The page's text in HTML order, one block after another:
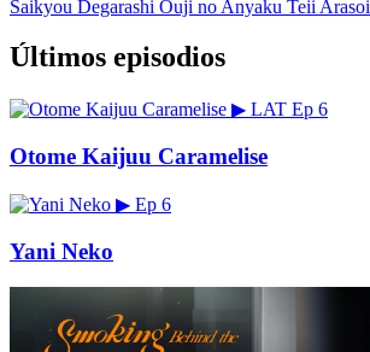
Saikyou Degarashi Ouji no Anyaku Teii Arasoi
Últimos episodios
▶ LAT Ep 6
Otome Kaijuu Caramelise
▶ Ep 6
Yani Neko